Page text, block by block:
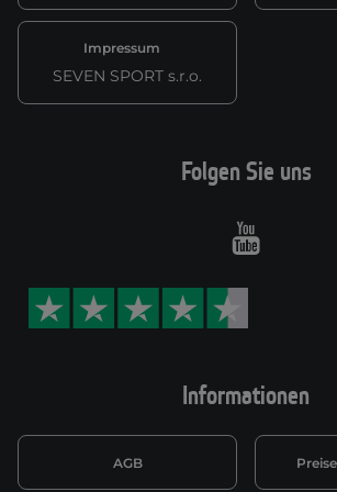
Impressum
SEVEN SPORT s.r.o.
Informationen
AGB
Folgen Sie uns
Youtube